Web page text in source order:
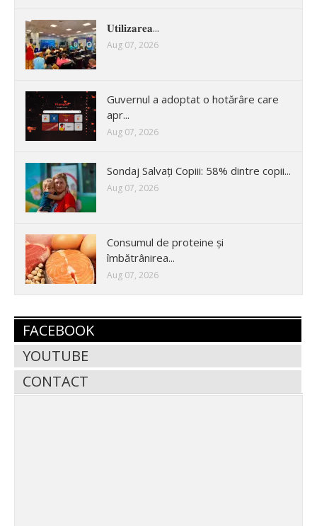
𝐔𝐭𝐢𝐥𝐢𝐳𝐚𝐫𝐞𝐚...
Aug 07, 2026
Guvernul a adoptat o hotărâre care
apr...
Aug 07, 2026
Sondaj Salvați Copiii: 58% dintre copii...
Aug 07, 2026
Consumul de proteine și
îmbătrânirea...
Aug 07, 2026
FACEBOOK
YOUTUBE
CONTACT